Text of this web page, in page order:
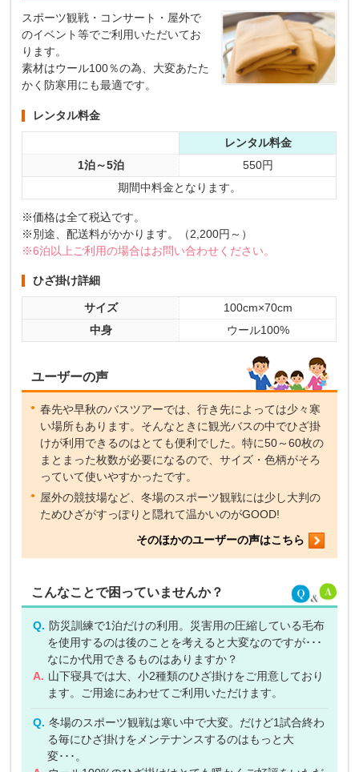
スポーツ観戦・コンサート・屋外で
のイベント等でご利用いただいてお
ります。
素材はウール100％の為、大変あたた
かく防寒用にも最適です。
レンタル料金
レンタル料金
1泊～5泊
550円
期間中料金となります。
※価格は全て税込です。
※別途、配送料がかかります。（2,200円～）
※6泊以上ご利用の場合はお問い合わせください。
ひざ掛け詳細
サイズ
100cm×70cm
中身
ウール100%
ユーザーの声
春先や早秋のバスツアーでは、行き先によっては少々寒
い場所もあります。そんなときに観光バスの中でひざ掛
けが利用できるのはとても便利でした。特に50～60枚の
まとまった枚数が必要になるので、サイズ・色柄がそろ
っていて使いやすかったです。
屋外の競技場など、冬場のスポーツ観戦には少し大判の
ためひざがすっぽりと隠れて温かいのがGOOD!
そのほかのユーザーの声はこちら
こんなことで困っていませんか？
Q. 防災訓練で1泊だけの利用。災害用の圧縮している毛布
を使用するのは後のことを考えると大変なのですが･･･
なにか代用できるものはありますか？
A. 山下寝具では大、小2種類のひざ掛けをご用意しており
ます。ご用途にあわせてご利用いただけます。
Q. 冬場のスポーツ観戦は寒い中で大変。だけど1試合終わ
る毎にひざ掛けをメンテナンスするのはもっと大
変･･･。